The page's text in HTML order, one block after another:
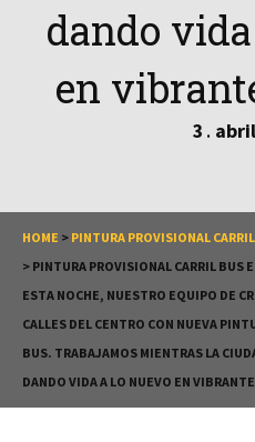
dando
en
3 . abril
HOME > PINTURA PROVISIONAL
> PINTURA PROVISIONAL CARRIL BUS
ESTA NOCHE, NUESTRO EQUIPO DE
CALLES DEL CENTRO CON NUEVA
BUS. TRABAJAMOS MIENTRAS LA
DANDO VIDA A LO NUEVO EN